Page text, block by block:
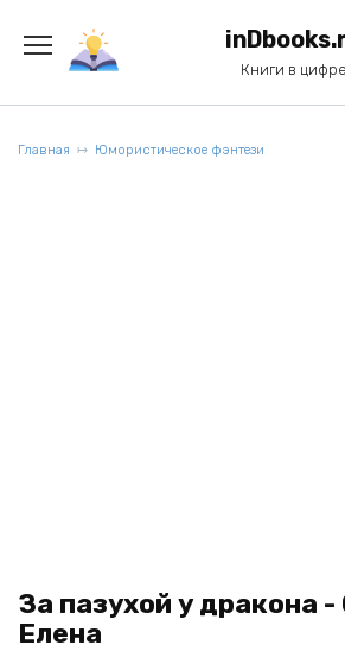
содержанию
Книги в цифре
Главная Юмористическое фэнтези
За пазухой у дракона -
Елена